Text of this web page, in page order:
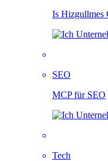
Is Hizgullmes
SEO
MCP für SEO
Tech